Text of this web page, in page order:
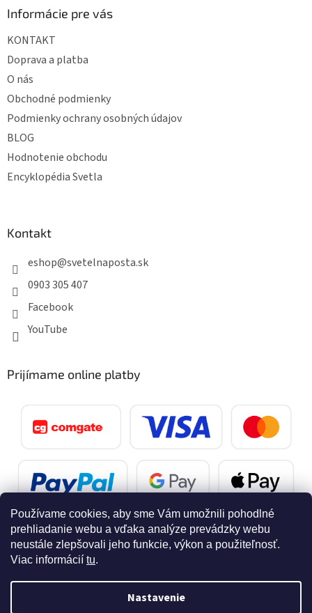
Používame cookies, aby sme Vám umožnili pohodlné
prehliadanie webu a vďaka analýze prevádzky webu
neustále zlepšovali jeho funkcie, výkon a použiteľnosť.
Viac informácií tu.
Nastavenie
Informácie pre vás
KONTAKT
Doprava a platba
O nás
Obchodné podmienky
Podmienky ochrany osobných údajov
BLOG
Hodnotenie obchodu
Encyklopédia Svetla
Kontakt
eshop@svetelnaposta.sk
0903 305 407
Facebook
YouTube
Prijímame online platby
Vytvoril Shoptet